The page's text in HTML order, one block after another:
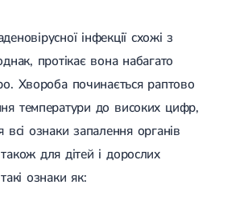
інфекції схожі з
протікає вона набагато
Хвороба починається раптово
температури до високих цифр,
всі ознаки запалення органів
для дітей і дорослих
ознаки як: